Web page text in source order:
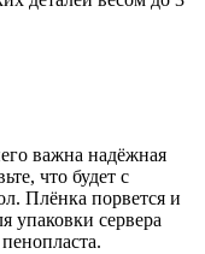
важна надёжная
что будет с
Плёнка порвется и
упаковки сервера